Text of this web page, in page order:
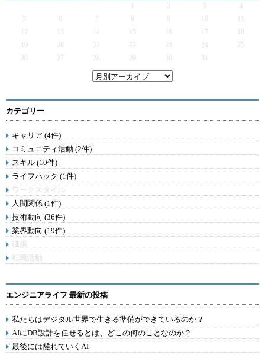
2 3
4
5
6 7 9
12
13 14 15 16 17
19
20 21 22 23 24
25
26
27 28 29 30 31
カテゴリー
キャリア (4件)
コミュニティ活動 (2件)
スキル (10件)
ライフハック (1件)
ワークスタイル
人間関係 (1件)
技術動向 (36件)
業界動向 (19件)
職場
転職活動
エンジニアライフ 最新の投稿
私たちはデジタル世界で生きる準備ができているのか？
AIにDB設計を任せるとは、どこの何のことなのか？
最後には離れていくAI